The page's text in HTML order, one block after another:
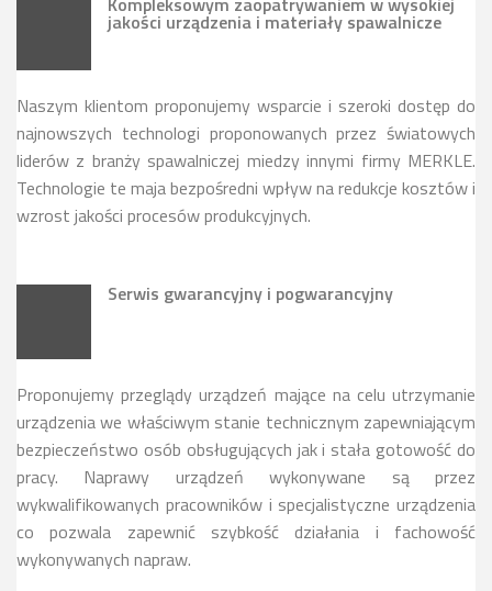
jakości urządzenia i materiały spawalnicze
Naszym klientom proponujemy wsparcie i szeroki dostęp do
najnowszych technologi proponowanych przez światowych
liderów z branży spawalniczej miedzy innymi firmy MERKLE.
Technologie te maja bezpośredni wpływ na redukcje kosztów i
wzrost jakości procesów produkcyjnych.
Serwis gwarancyjny i pogwarancyjny
Proponujemy przeglądy urządzeń mające na celu utrzymanie
urządzenia we właściwym stanie technicznym zapewniającym
bezpieczeństwo osób obsługujących jak i stała gotowość do
pracy. Naprawy urządzeń wykonywane są przez
wykwalifikowanych pracowników i specjalistyczne urządzenia
co pozwala zapewnić szybkość działania i fachowość
wykonywanych napraw.